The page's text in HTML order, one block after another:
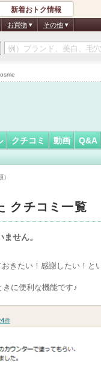
新着おトク情報
お買物 その他
ん
クチコミ 動画 Q&A
クチコミ一覧
せん。
きたい！感謝したい！と
に便利な機能です♪